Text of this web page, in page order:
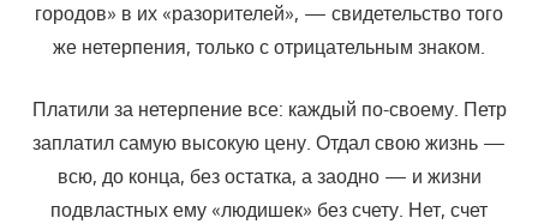
городов» в их «разорителей», — свидетельство того
же нетерпения, только с отрицательным знаком.
Платили за нетерпение все: каждый по-своему. Петр
заплатил самую высокую цену. Отдал свою жизнь —
всю, до конца, без остатка, а заодно — и жизни
подвластных ему «людишек» без счету. Нет, счет